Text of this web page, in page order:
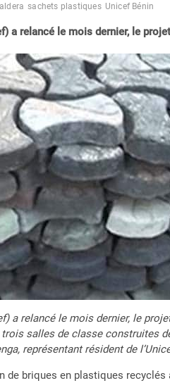
sachets plastiques Unicef Bénin
a relancé le mois dernier, le
a relancé le mois dernier, le
trois salles de classe construites
représentant résident de
briques en plastiques recyclés